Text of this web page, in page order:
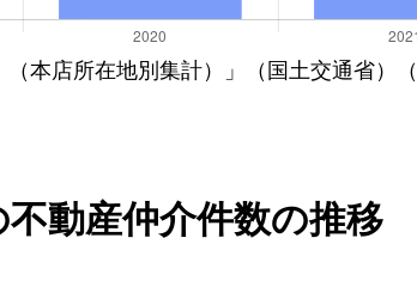
本店所在地別集計）」（国土交通省）（
動産仲介件数の推移